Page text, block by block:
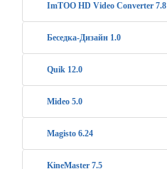
ImTOO HD Video Converter 7.8
Беседка-Дизайн 1.0
Quik 12.0
Mideo 5.0
Magisto 6.24
KineMaster 7.5